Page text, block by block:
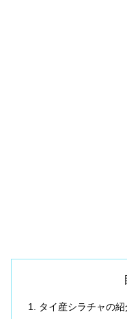
タイ産シラチャの紹